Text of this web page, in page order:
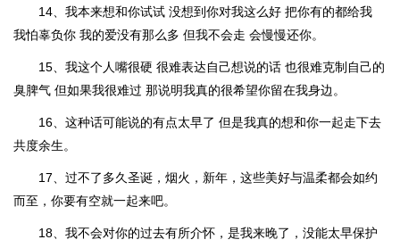
14、我本来想和你试试 没想到你对我这么好 把你有的都给我
我怕辜负你 我的爱没有那么多 但我不会走 会慢慢还你。
15、我这个人嘴很硬 很难表达自己想说的话 也很难克制自己的
臭脾气 但如果我很难过 那说明我真的很希望你留在我身边。
16、这种话可能说的有点太早了 但是我真的想和你一起走下去
共度余生。
17、过不了多久圣诞，烟火，新年，这些美好与温柔都会如约
而至，你要有空就一起来吧。
18、我不会对你的过去有所介怀，是我来晚了，没能太早保护